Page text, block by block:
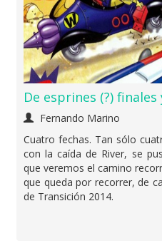
De esprines (?)
Fernando Marino
Cuatro fechas. Tan sólo
con la caída de River, se
que veremos el camino
que queda por recorrer, de
de Transición 2014.